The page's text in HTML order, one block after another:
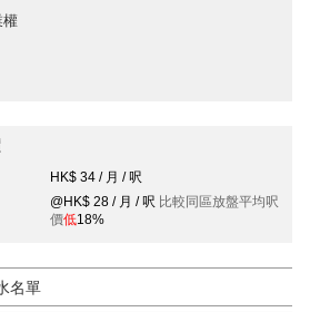
權
HK$ 34 / 月 / 呎
@HK$ 28 / 月 / 呎 比較同區放盤平均呎
價低18%
名單